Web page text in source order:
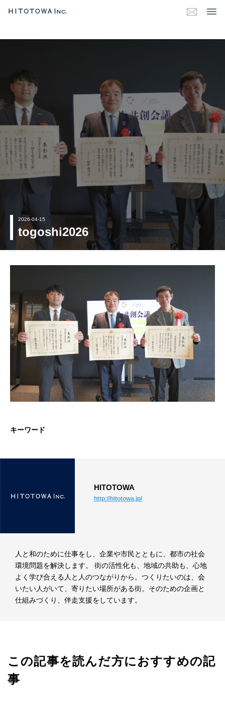
2026-04-15
togoshi2026
キーワード
HITOTOWA
http://hitotowa.jp/
人と和のために仕事をし、企業や市民とともに、都市の社会
環境問題を解決します。 街の活性化も、地域の共助も、心地
よく学び合える人と人のつながりから。つくりたいのは、会
いたい人がいて、寄りたい場所がある街。そのための企画と
仕組みづくり、伴走支援をしています。
この記事を読んだ方におすすめの記
事